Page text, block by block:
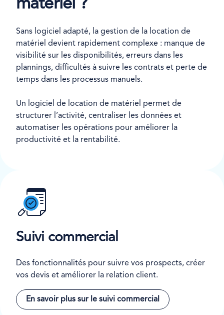
matériel ?
Sans logiciel adapté, la gestion de la location de
matériel devient rapidement complexe : manque de
visibilité sur les disponibilités, erreurs dans les
plannings, difficultés à suivre les contrats et perte de
temps dans les processus manuels.
Un logiciel de location de matériel permet de
structurer l’activité, centraliser les données et
automatiser les opérations pour améliorer la
productivité et la rentabilité.
Suivi commercial
Des fonctionnalités pour suivre vos prospects, créer
vos devis et améliorer la relation client.
En savoir plus sur le suivi commercial